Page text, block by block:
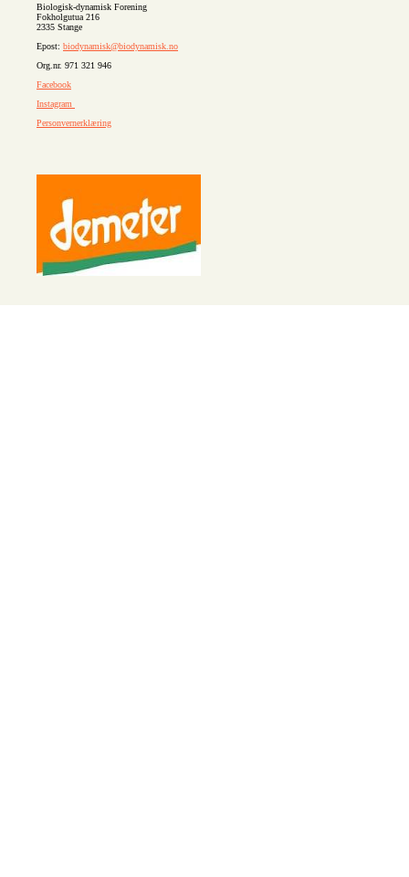
Biologisk-dynamisk Forening
Fokholgutua 216
2335 Stange
Epost: biodynamisk@biodynamisk.no
Org.nr. 971 321 946
Facebook
Instagram
Personvernerklæring